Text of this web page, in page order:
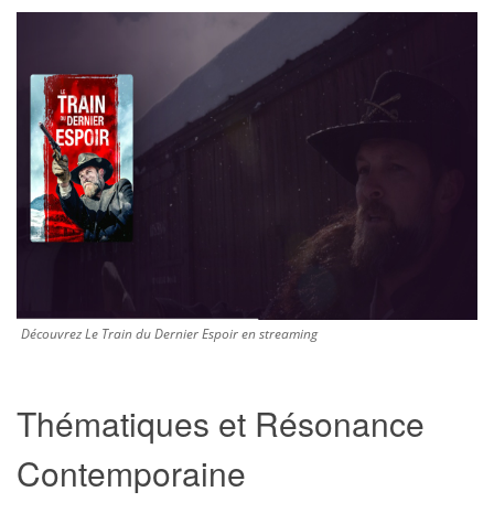
Découvrez Le Train du Dernier Espoir en streaming
Thématiques et Résonance
Contemporaine